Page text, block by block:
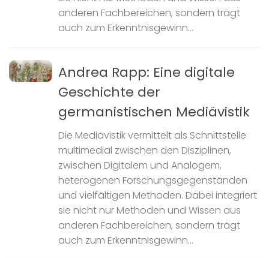
anderen Fachbereichen, sondern trägt
auch zum Erkenntnisgewinn...
Andrea Rapp: Eine digitale
Geschichte der
germanistischen Mediävistik
Die Mediävistik vermittelt als Schnittstelle
multimedial zwischen den Disziplinen,
zwischen Digitalem und Analogem,
heterogenen Forschungsgegenständen
und vielfältigen Methoden. Dabei integriert
sie nicht nur Methoden und Wissen aus
anderen Fachbereichen, sondern trägt
auch zum Erkenntnisgewinn...